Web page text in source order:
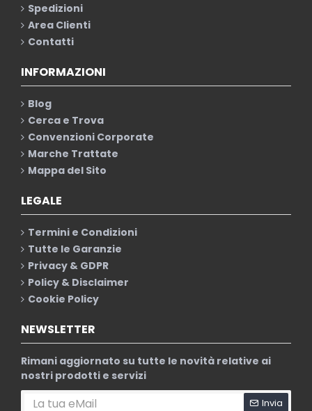
Spedizioni
Area Clienti
Contatti
INFORMAZIONI
Blog
Cerca e Trova
Convenzioni Corporate
Marche Trattate
Mappa del Sito
LEGALE
Termini e Condizioni
Tutte le Garanzie
Privacy & GDPR
Policy & Disclaimer
Cookie Policy
NEWSLETTER
Rimani aggiornato su tutte le novità relative ai
nostri prodotti e servizi
Invia